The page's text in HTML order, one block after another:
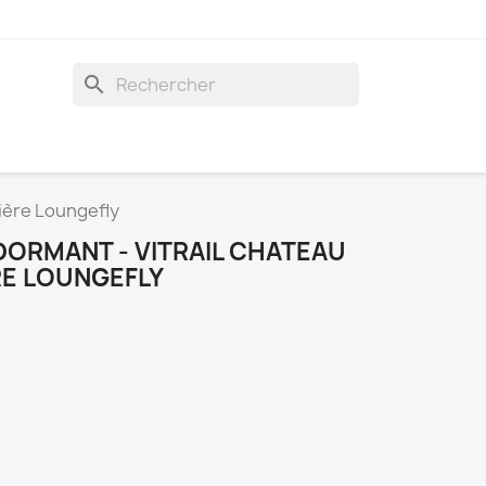
search
Loungefly
- VITRAIL CHATEAU
LOUNGEFLY